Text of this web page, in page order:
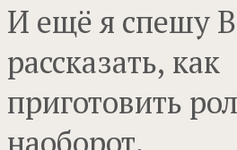
И ещё я спешу
рассказать, как
приготовить